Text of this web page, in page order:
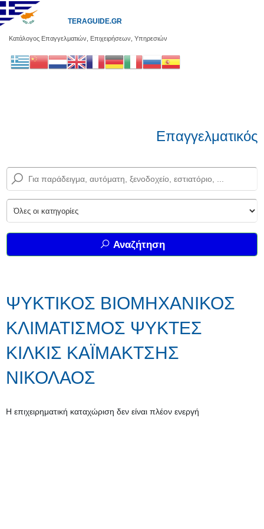
Κατάλογος Επαγγελματιών, Επιχειρήσεων, Υπηρεσιών
TERAGUIDE.GR
Αναζήτηση
ΨΥΚΤΙΚΟΣ ΒΙΟΜΗΧΑΝΙΚΟΣ
ΚΛΙΜΑΤΙΣΜΟΣ ΨΥΚΤΕΣ
ΚΙΛΚΙΣ ΚΑΪΜΑΚΤΣΗΣ
ΝΙΚΟΛΑΟΣ
Η επιχειρηματική καταχώριση δεν είναι πλέον ενεργή